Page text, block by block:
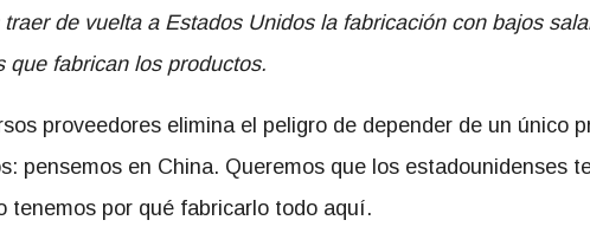
de vuelta a Estados Unidos la fabricación con bajos
que fabrican los productos.
proveedores elimina el peligro de depender de un único
pensemos en China. Queremos que los estadounidenses
tenemos por qué fabricarlo todo aquí.